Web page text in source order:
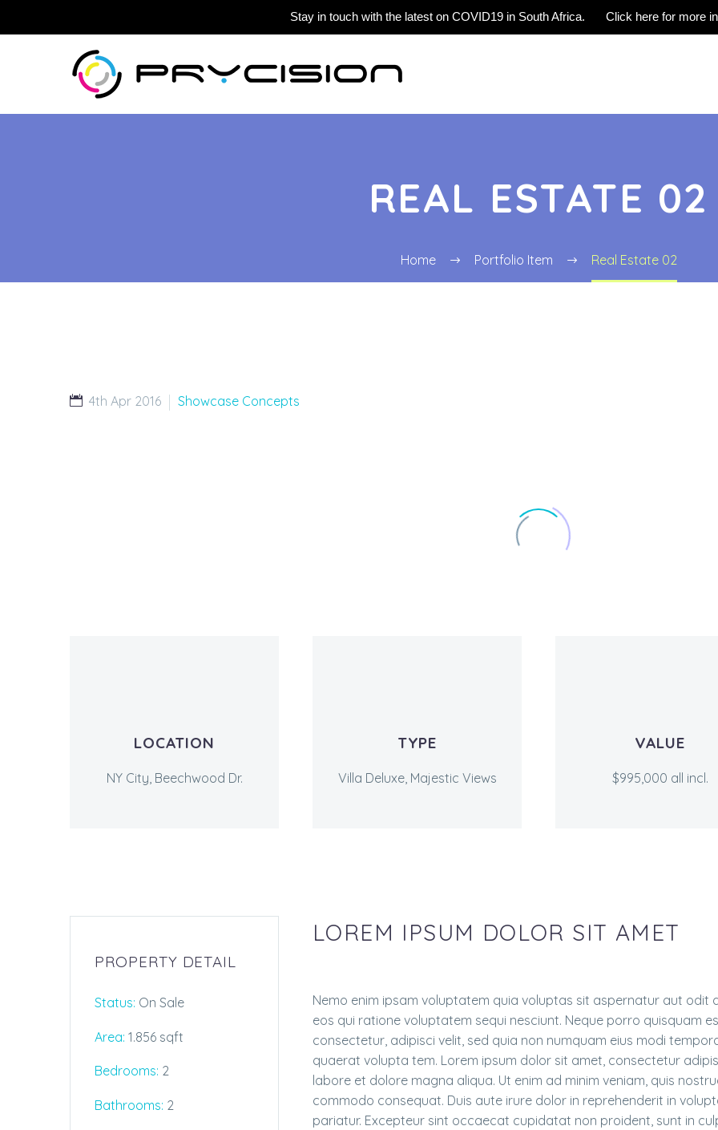
Stay in touch with the latest on COVID19 in South Africa. Click here for more
REAL ESTATE 02
Home Portfolio Item Real Estate 02
4th Apr 2016 Showcase Concepts
LOCATION
NY City, Beechwood Dr.
TYPE
Villa Deluxe, Majestic Views
VALUE
$995,000 all incl.
PROPERTY DETAIL
Status: On Sale
Area: 1.856 sqft
Bedrooms: 2
Bathrooms: 2
LOREM IPSUM DOLOR SIT AMET
Nemo enim ipsam voluptatem quia voluptas sit aspernatur aut
eos qui ratione voluptatem sequi nesciunt. Neque porro quisquam
consectetur, adipisci velit, sed quia non numquam eius modi
quaerat volupta tem. Lorem ipsum dolor sit amet, consectetur
labore et dolore magna aliqua. Ut enim ad minim veniam, quis
commodo consequat. Duis aute irure dolor in reprehenderit in
pariatur. Excepteur sint occaecat cupidatat non proident, sunt in